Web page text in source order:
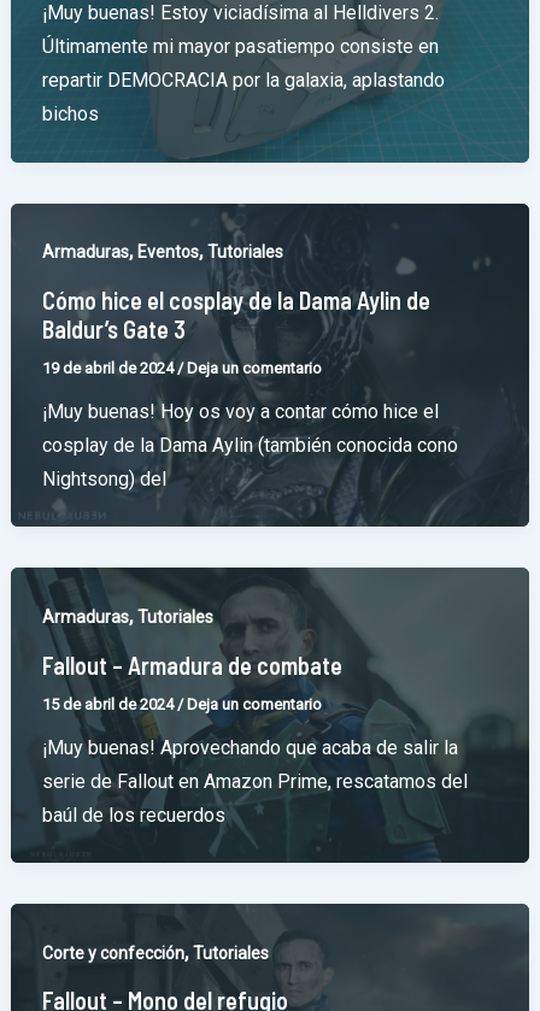
¡Muy buenas! Estoy viciadísima al Helldivers 2.
Últimamente mi mayor pasatiempo consiste en
repartir DEMOCRACIA por la galaxia, aplastando
bichos
Armaduras, Eventos,Tutoriales
Cómo hice el cosplay de la Dama Aylin de
Baldur’s Gate 3
19 de abril de 2024 / Deja un comentario
¡Muy buenas! Hoy os voy a contar cómo hice el
cosplay de la Dama Aylin (también conocida cono
Nightsong) del
Armaduras,Tutoriales
Fallout – Armadura de combate
15 de abril de 2024 /Deja un comentario
¡Muy buenas! Aprovechando que acaba de salir la
serie de Fallout en Amazon Prime, rescatamos del
baúl de los recuerdos
Corte y confección,Tutoriales
Fallout – Mono del refugio